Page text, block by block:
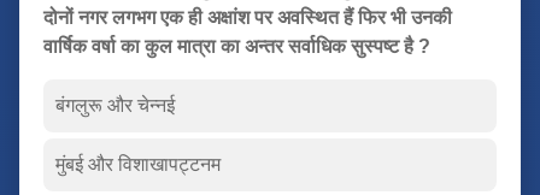
दोनों नगर लगभग एक ही अक्षांश पर अवस्थित हैं फिर भी उनकी
वार्षिक वर्षा का कुल मात्रा का अन्तर सर्वाधिक सुस्पष्ट है ?
बंगलुरू और चेन्नई
मुंबई और विशाखापट्टनम